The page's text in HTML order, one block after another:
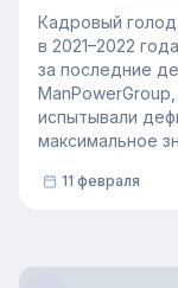
Кадровый
в 2021–2022
за последние
испытывали
максимальное
резко
11 февраля